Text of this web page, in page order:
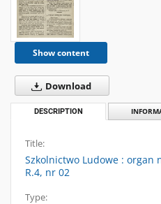
Show content
Download
DESCRIPTION
Title:
Szkolnictwo Ludowe : organ
R.4, nr 02
Type: